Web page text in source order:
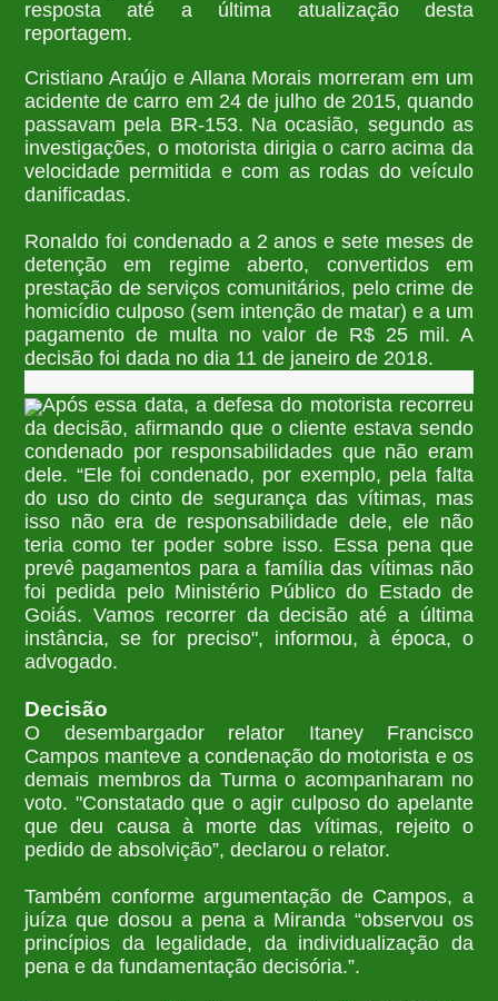
resposta até a última atualização desta
reportagem.
Cristiano Araújo e Allana Morais morreram em um
acidente de carro em 24 de julho de 2015, quando
passavam pela BR-153. Na ocasião, segundo as
investigações, o motorista dirigia o carro acima da
velocidade permitida e com as rodas do veículo
danificadas.
Ronaldo foi condenado a 2 anos e sete meses de
detenção em regime aberto, convertidos em
prestação de serviços comunitários, pelo crime de
homicídio culposo (sem intenção de matar) e a um
pagamento de multa no valor de R$ 25 mil. A
decisão foi dada no dia 11 de janeiro de 2018.
Após essa data, a defesa do motorista recorreu
da decisão, afirmando que o cliente estava sendo
condenado por responsabilidades que não eram
dele. “Ele foi condenado, por exemplo, pela falta
do uso do cinto de segurança das vítimas, mas
isso não era de responsabilidade dele, ele não
teria como ter poder sobre isso. Essa pena que
prevê pagamentos para a família das vítimas não
foi pedida pelo Ministério Público do Estado de
Goiás. Vamos recorrer da decisão até a última
instância, se for preciso", informou, à época, o
advogado.
Decisão
O desembargador relator Itaney Francisco
Campos manteve a condenação do motorista e os
demais membros da Turma o acompanharam no
voto. "Constatado que o agir culposo do apelante
que deu causa à morte das vítimas, rejeito o
pedido de absolvição”, declarou o relator.
Também conforme argumentação de Campos, a
juíza que dosou a pena a Miranda “observou os
princípios da legalidade, da individualização da
pena e da fundamentação decisória.”.